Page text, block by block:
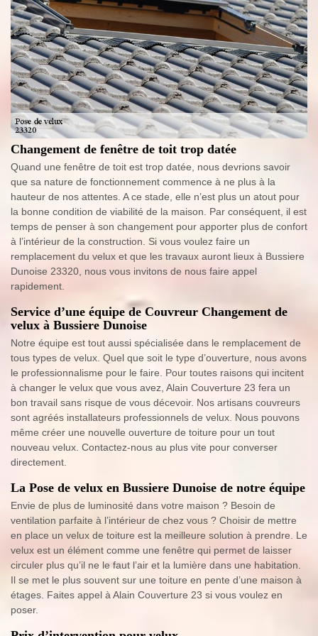
Changement de fenêtre de toit trop datée
Quand une fenêtre de toit est trop datée, nous devrions savoir
que sa nature de fonctionnement commence à ne plus à la
hauteur de nos attentes. A ce stade, elle n’est plus un atout pour
la bonne condition de viabilité de la maison. Par conséquent, il est
temps de penser à son changement pour apporter plus de confort
à l’intérieur de la construction. Si vous voulez faire un
remplacement du velux et que les travaux auront lieux à Bussiere
Dunoise 23320, nous vous invitons de nous faire appel
rapidement.
Service d’une équipe de Couvreur Changement de
velux à Bussiere Dunoise
Notre équipe est tout aussi spécialisée dans le remplacement de
tous types de velux. Quel que soit le type d’ouverture, nous avons
le professionnalisme pour le faire. Pour toutes raisons qui incitent
à changer le velux que vous avez, Alain Couverture 23 fera un
bon travail sans risque de vous décevoir. Nos artisans couvreurs
sont agréés installateurs professionnels de velux. Nous pouvons
même créer une nouvelle ouverture de toiture pour un tout
nouveau velux. Contactez-nous au plus vite pour converser
directement.
La Pose de velux en Bussiere Dunoise de notre équipe
Envie de plus de luminosité dans votre maison ? Besoin de
ventilation parfaite à l’intérieur de chez vous ? Choisir de mettre
en place un velux de toiture est la meilleure solution à prendre. Le
velux est un élément comme une fenêtre qui permet de laisser
circuler plus qu’il ne le faut l’air et la lumière dans une habitation.
Il se met le plus souvent sur une toiture en pente d’une maison à
étages. Faites appel à Alain Couverture 23 si vous voulez en
poser.